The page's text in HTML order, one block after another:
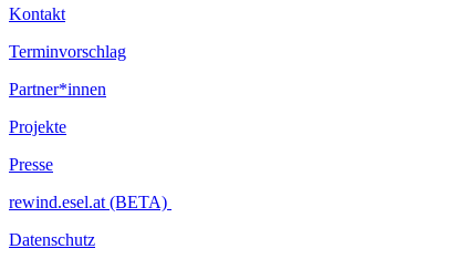
Kontakt
Terminvorschlag
Partner*innen
Projekte
Presse
rewind.esel.at (BETA)
Datenschutz